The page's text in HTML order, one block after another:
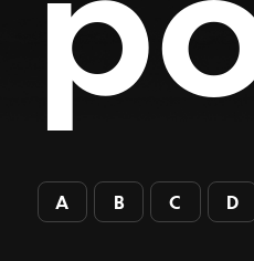
A B C D